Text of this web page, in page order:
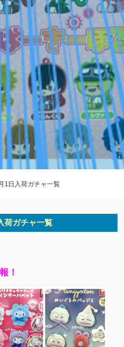
1日入荷ガチャ一覧
荷ガチャ一覧
！